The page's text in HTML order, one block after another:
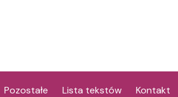
Pozostałe Lista tekstów Kontakt